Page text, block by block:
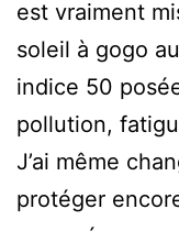
est vraiment
soleil à gogo
indice 50
pollution,
J’ai même
protéger